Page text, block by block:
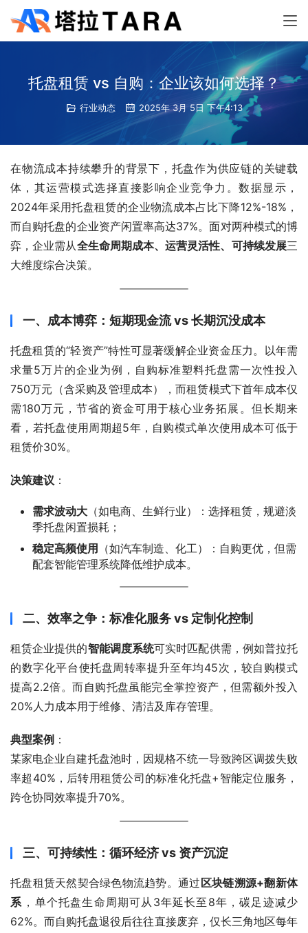
托盘租赁 vs 自购：企业该如何选择？
行业动态 2025年 3月 5日 下午4:13
在物流成本持续攀升的背景下，托盘作为供应链的关键载
体，其运营模式选择直接影响企业竞争力。数据显示，
2024年采用托盘租赁的企业物流成本占比下降12%-18%，
而自购托盘的企业资产闲置率高达37%‌。面对两种模式的博
全生命周期成本、运营灵活性、可持续发展‌三
大维度综合决策。
一、成本博弈：短期现金流 vs 长期沉没成本
托盘租赁的“轻资产”特性可显著缓解企业资金压力。以年需
求量5万片的企业为例，自购标准塑料托盘需一次性投入
750万元（含采购及管理成本），而租赁模式下首年成本仅
需180万元，节省的资金可用于核心业务拓展‌。但长期来
看，若托盘使用周期超5年，自购模式单次使用成本可低于
租赁价30%‌。
决策建议 ‌：
需求波动大 ‌（如电商、生鲜行业）：选择租赁，规避淡
季托盘闲置损耗‌；
稳定高频使用
‌（如汽车制造、化工）：自购更优，但需
配套智能管理系统降低维护成本‌。
二、效率之争：标准化服务 vs 定制化控制
智能调度系统‌可实时匹配供需，例如普拉托
的数字化平台使托盘周转率提升至年均45次，较自购模式
提高2.2倍‌。而自购托盘虽能完全掌控资产，但需额外投入
20%人力成本用于维修、清洁及库存管理‌。
典型案例 ‌：
某家电企业自建托盘池时，因规格不统一导致跨区调拨失败
率超40%，后转用租赁公司的标准化托盘+智能定位服务，
跨仓协同效率提升70%‌。
三、可持续性：循环经济 vs 资产沉淀
区块链溯源+翻新体
系 ‌，单个托盘生命周期可从3年延长至8年，碳足迹减少
62%‌。而自购托盘退役后往往直接废弃，仅长三角地区每年